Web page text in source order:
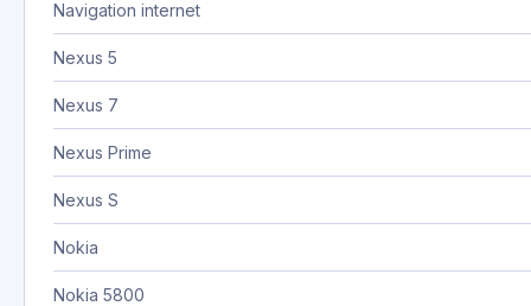
Navigation internet
Nexus 5
Nexus 7
Nexus Prime
Nexus S
Nokia
Nokia 5800